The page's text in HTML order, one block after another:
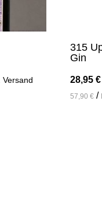
Versand
315
Gin
28,95€
57,90€ /